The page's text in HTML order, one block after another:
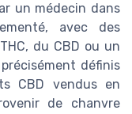
un médecin dans
avec des
du CBD ou un
définis
CBD vendus en
de chanvre